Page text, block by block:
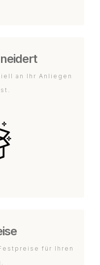
an Ihr Anliegen
für Ihren